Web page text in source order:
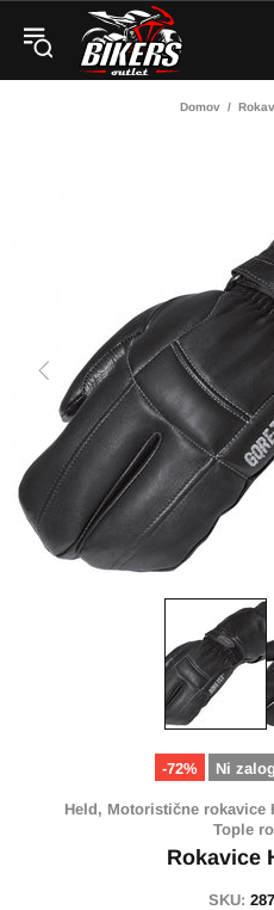
Domov
-72% Ni
Held, Motoristične rokavice
Tople
Rokavice
SKU: